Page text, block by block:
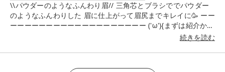
\\パウダーのようなふんわり眉// 三角芯とブラシででパウダー
のようなふんわりした 眉に仕上がって眉尻までキレイに🥳 ーー
ーーーーーーーーーーーーーーーーーーー ('ω'){まずは紹介から
をふんわり埋める 角で細かい部分を描き足して眉尻までキマる
続きを読む